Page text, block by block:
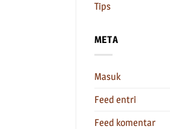
Tips
META
Masuk
Feed entri
Feed komentar